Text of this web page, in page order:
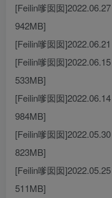
[Feilin嗲囡囡
942MB]
[Feilin嗲囡囡
[Feilin嗲囡囡
533MB]
[Feilin嗲囡囡
984MB]
[Feilin嗲囡囡
823MB]
[Feilin嗲囡囡
511MB]